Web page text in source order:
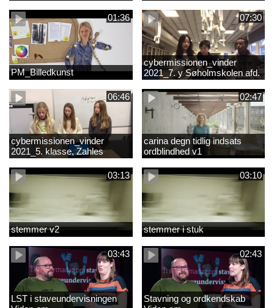
01:36
PM_Billedkunst
07:30
cybermissionen_vinder
2021_7. y Søholmskolen afd.
toftevang
06:46
cybermissionen_vinder
2021_5. klasse, Zahles
gymnasieskole.mp4
02:47
carina degn tidlig indsats
ordblindhed v1
03:13
stemmer v2
03:10
stemmer i stuk
03:43
LST i staveundervisningen
02:43
Stavning og ordkendskab